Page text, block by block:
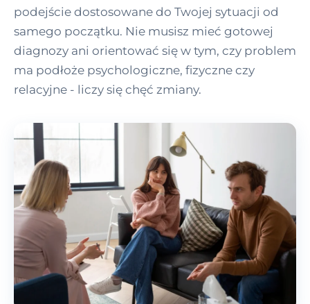
podejście dostosowane do Twojej sytuacji od
samego początku. Nie musisz mieć gotowej
diagnozy ani orientować się w tym, czy problem
ma podłoże psychologiczne, fizyczne czy
relacyjne - liczy się chęć zmiany.